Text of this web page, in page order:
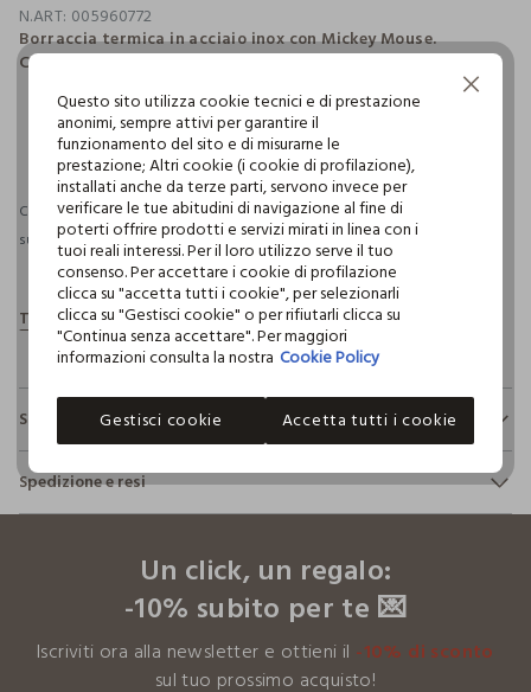
N.ART: 005960772
Borraccia termica in acciaio inox con Mickey Mouse.
Capacità 0,5L.
pdp.loyalty.section.advantages
Consegna prevista entro il 08/08/2026 e spedizione gratuita per ordini
superiori a 30€ se possiedi una CROFF Club.Maggiori informazioni
Sostenibilità e trasparenza
Il 100% dei nostri articoli viene sottoposto a test chimico-
fisici, per verificarne il rispetto dei limiti che abbiamo
restrittivi rispetto a quelli previsti dalla normativa
internazionale.
Clicca qui per vedere i dettagli
I nostri fornitori
Spedizione e resi
Un click, un regalo:
-10% subito per te 💌
Iscriviti ora alla newsletter e ottieni il -10% di sconto
sul tuo prossimo acquisto!
Questo sito utilizza cookie tecnici e di prestazione
anonimi, sempre attivi per garantire il
funzionamento del sito e di misurarne le
prestazione; Altri cookie (i cookie di profilazione),
installati anche da terze parti, servono invece per
verificare le tue abitudini di navigazione al fine di
poterti offrire prodotti e servizi mirati in linea con i
tuoi reali interessi. Per il loro utilizzo serve il tuo
consenso. Per accettare i cookie di profilazione
clicca su "accetta tutti i cookie", per selezionarli
clicca su "Gestisci cookie" o per rifiutarli clicca su
"Continua senza accettare". Per maggiori
informazioni consulta la nostra Cookie Policy
Gestisci cookie Accetta tutti i cookie
Continua senza accettare